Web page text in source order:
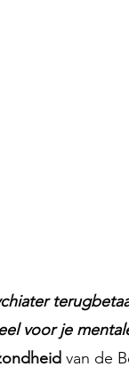
voor je
van de